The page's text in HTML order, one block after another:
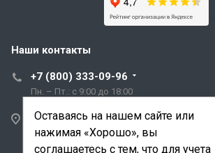
Наши контакты
+7 (800) 333-09-96
Пн. – Пт.: с 9:00 до 18:00
Санкт-Петербург,
ул. Трефолева, д.2
лит. АБ
Оставаясь на нашем сайте или
нажимая «Хорошо», вы
соглашаетесь с тем, что для учета